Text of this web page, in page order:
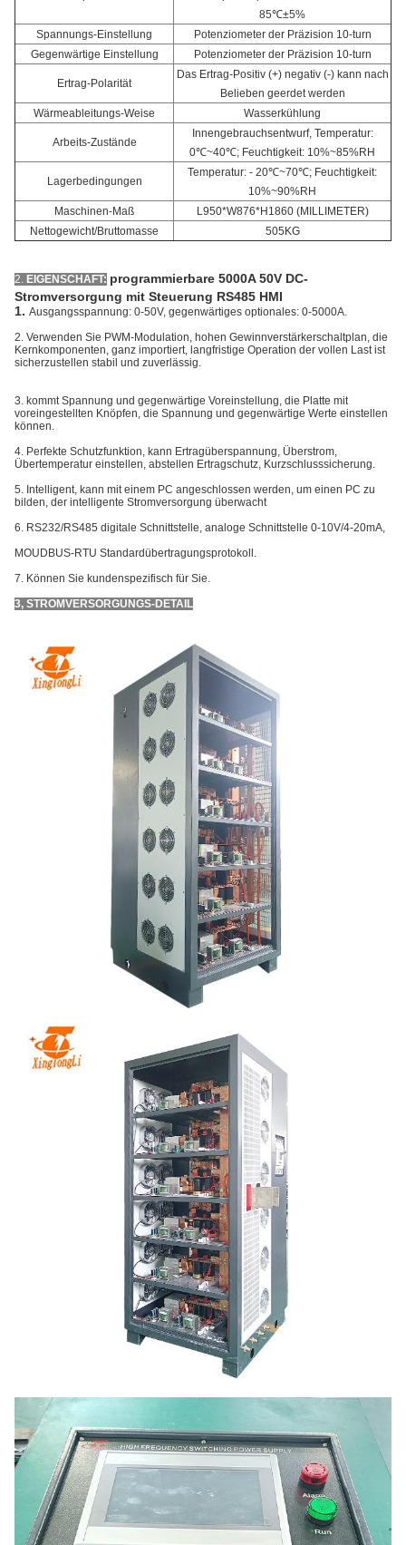
85℃±5%
Spannungs-Einstellung
Potenziometer der Präzision 10-turn
Gegenwärtige Einstellung
Potenziometer der Präzision 10-turn
Ertrag-Polarität
Das Ertrag-Positiv (+) negativ (-) kann nach
Belieben geerdet werden
Wärmeableitungs-Weise
Wasserkühlung
Arbeits-Zustände
Innengebrauchsentwurf, Temperatur:
0℃~40℃; Feuchtigkeit: 10%~85%RH
Lagerbedingungen
Temperatur: - 20℃~70℃; Feuchtigkeit:
10%~90%RH
Maschinen-Maß
L950*W876*H1860 (MILLIMETER)
Nettogewicht/Bruttomasse
505KG
2. EIGENSCHAFT: programmierbare 5000A 50V DC-
Stromversorgung mit Steuerung RS485 HMI
1. Ausgangsspannung: 0-50V, gegenwärtiges optionales: 0-5000A.
2. Verwenden Sie PWM-Modulation, hohen Gewinnverstärkerschaltplan, die
Kernkomponenten, ganz importiert, langfristige Operation der vollen Last ist
sicherzustellen stabil und zuverlässig.
3. kommt Spannung und gegenwärtige Voreinstellung, die Platte mit
voreingestellten Knöpfen, die Spannung und gegenwärtige Werte einstellen
können.
4. Perfekte Schutzfunktion, kann Ertragüberspannung, Überstrom,
Übertemperatur einstellen, abstellen Ertragschutz, Kurzschlusssicherung.
5. Intelligent, kann mit einem PC angeschlossen werden, um einen PC zu
bilden, der intelligente Stromversorgung überwacht
6. RS232/RS485 digitale Schnittstelle, analoge Schnittstelle 0-10V/4-20mA,
MOUDBUS-RTU Standardübertragungsprotokoll.
7. Können Sie kundenspezifisch für Sie.
3, STROMVERSORGUNGS-DETAIL